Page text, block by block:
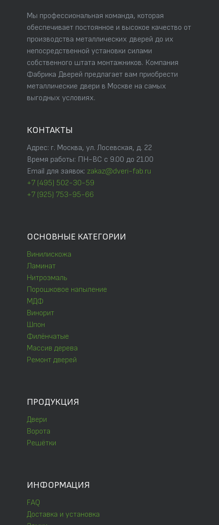
Мы профессиональная команда, которая
обеспечивает постоянное и высокое качество от
производства металлических дверей до их
непосредственной установки силами
собственного штата монтажников. Компания
Фабрика Дверей предлагает вам приобрести
металлические двери в Москве на самых
выгодных условиях.
КОНТАКТЫ
Адрес: г. Москва, ул. Лосевская, д. 22
Время работы: ПН-ВС с 9.00 до 21.00
Email для заявок: zakaz@dveri-fab.ru
+7 (495) 502-30-59
+7 (925) 753-95-66
ОСНОВНЫЕ КАТЕГОРИИ
Винилискожа
Ламинат
Нитроэмаль
Порошковое напыление
МДФ
Винорит
Шпон
Филёнчатые
Массив дерева
Ремонт дверей
ПРОДУКЦИЯ
Двери
Ворота
Решётки
ИНФОРМАЦИЯ
FAQ
Доставка и установка